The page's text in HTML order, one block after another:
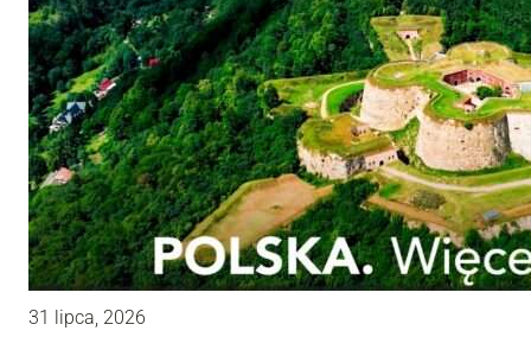
31 lipca, 2026